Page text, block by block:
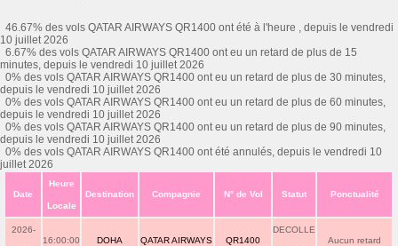
46.67% des vols QATAR AIRWAYS QR1400 ont été à l'heure , depuis le vendredi
10 juillet 2026
6.67% des vols QATAR AIRWAYS QR1400 ont eu un retard de plus de 15
minutes, depuis le vendredi 10 juillet 2026
0% des vols QATAR AIRWAYS QR1400 ont eu un retard de plus de 30 minutes,
depuis le vendredi 10 juillet 2026
0% des vols QATAR AIRWAYS QR1400 ont eu un retard de plus de 60 minutes,
depuis le vendredi 10 juillet 2026
0% des vols QATAR AIRWAYS QR1400 ont eu un retard de plus de 90 minutes,
depuis le vendredi 10 juillet 2026
0% des vols QATAR AIRWAYS QR1400 ont été annulés, depuis le vendredi 10
juillet 2026
Date
Heure
Locale
Destination Compagnie N° de Vol Statut Ponctualité
2026-
16:00:00 DOHA QATAR AIRWAYS QR1400
DECOLLE
Aucun retard